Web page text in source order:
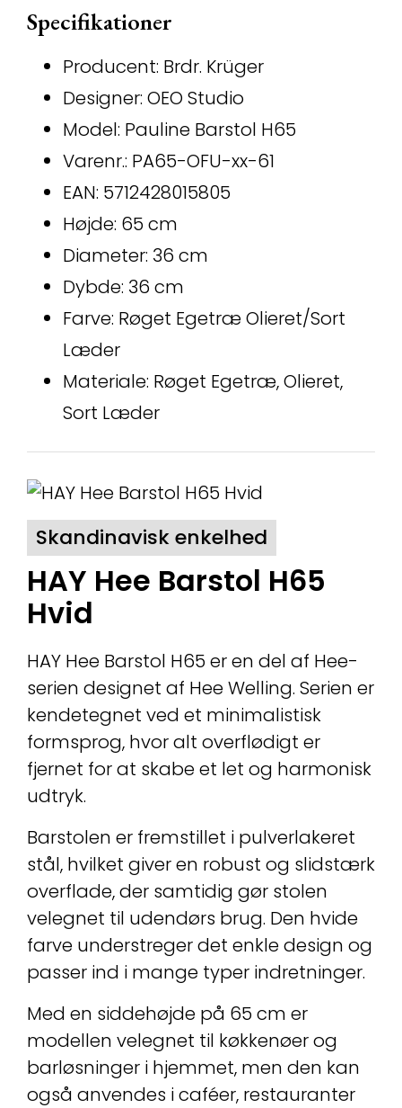
Specifikationer
Producent: Brdr. Krüger
Designer: OEO Studio
Model: Pauline Barstol H65
Varenr.: PA65-OFU-xx-61
EAN: 5712428015805
Højde: 65 cm
Diameter: 36 cm
Dybde: 36 cm
Farve: Røget Egetræ Olieret/Sort
Læder
Materiale: Røget Egetræ, Olieret,
Sort Læder
Skandinavisk enkelhed
HAY Hee Barstol H65
Hvid
HAY Hee Barstol H65 er en del af Hee-
serien designet af Hee Welling. Serien er
kendetegnet ved et minimalistisk
formsprog, hvor alt overflødigt er
fjernet for at skabe et let og harmonisk
udtryk.
Barstolen er fremstillet i pulverlakeret
stål, hvilket giver en robust og slidstærk
overflade, der samtidig gør stolen
velegnet til udendørs brug. Den hvide
farve understreger det enkle design og
passer ind i mange typer indretninger.
Med en siddehøjde på 65 cm er
modellen velegnet til køkkenøer og
barløsninger i hjemmet, men den kan
også anvendes i caféer, restauranter